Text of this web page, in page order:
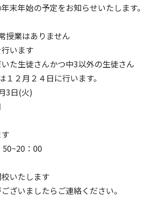
末年始の予定をお知らせいたします。
授業はありません
います
た生徒さんかつ中3以外の生徒さん
２月２４日に行います。
3日(火)
：00
いたします
ざいましたらご連絡ください。